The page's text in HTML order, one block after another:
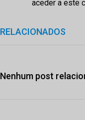
aceder a este
RELACIONADOS
Nenhum post